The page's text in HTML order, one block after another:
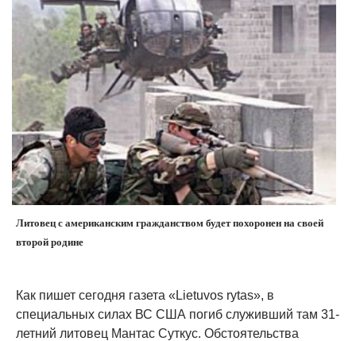
Литовец с американским гражданством будет похоронен на своей
второй родине
Как пишет сегодня газета «Lietuvos rytas», в
специальных силах ВС США погиб служивший там 31-
летний литовец Мантас Суткус. Обстоятельства